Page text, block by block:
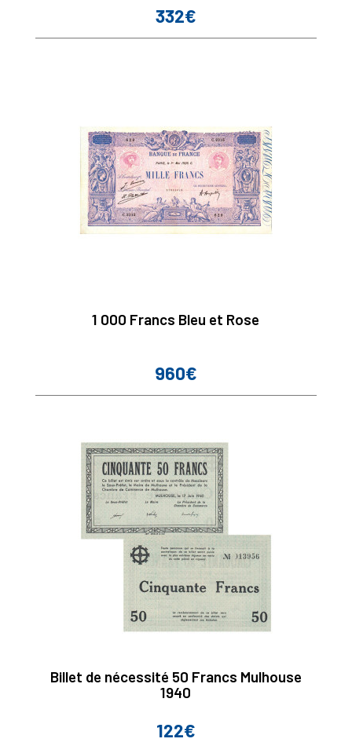
Prix
332€
1 000 Francs Bleu et Rose
Prix
960€
Billet de nécessité 50 Francs Mulhouse
1940
Prix
122€